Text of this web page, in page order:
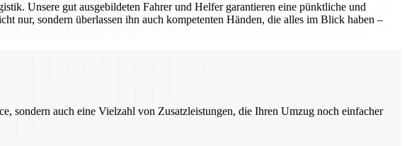
Unsere gut ausgebildeten Fahrer und Helfer garantieren eine pünktliche und
nur, sondern überlassen ihn auch kompetenten Händen, die alles im Blick haben –
sondern auch eine Vielzahl von Zusatzleistungen, die Ihren Umzug noch einfacher